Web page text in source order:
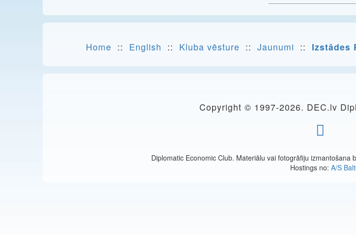
Home :: English :: Kluba vēsture :: Jaunumi :: Izstādes
Copyright © 1997-2026. DEC.lv
Diplomatic Economic Club. Materiālu vai fotogrāfiju
Hostings no: A/S